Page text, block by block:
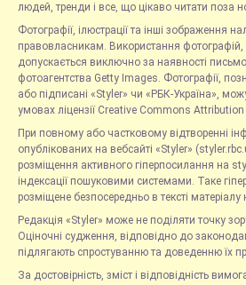
людей, тренди і все, що цікаво читати поза
Фотографії, ілюстрації та інші зображення
правовласникам. Використання
допускається виключно за наявності
фотоагентства Getty Images. Фотографії,
або підписані «Styler» чи «РБК-Україна»,
умовах ліцензії Creative Commons
При повному або частковому відтворенні
опублікованих на вебсайті «Styler»
розміщення активного гіперпосилання на
індексації пошуковими системами. Таке
розміщене безпосередньо в тексті
Редакція «Styler» може не поділяти точку
Оціночні судження, відповідно до
підлягають спростуванню та доведенню їх
За достовірність, зміст і відповідність